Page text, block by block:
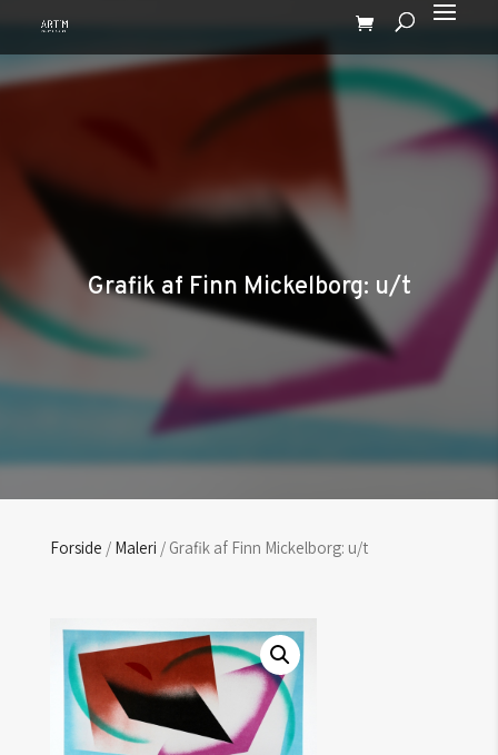
Grafik af Finn Mickelborg: u/t
Forside / Maleri / Grafik af Finn Mickelborg: u/t